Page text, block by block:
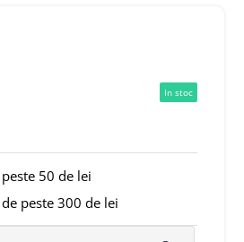
In stoc
50 de lei
peste 300 de lei